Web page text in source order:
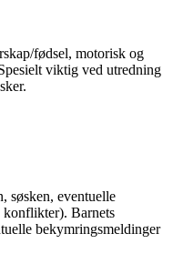
fødsel, motorisk og
viktig ved utredning
søsken, eventuelle
konflikter). Barnets
bekymringsmeldinger